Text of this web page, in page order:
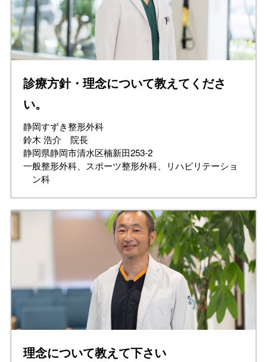
診療方針・理念について教えてくださ
い。
静岡すずき整形外科
鈴木 浩介 院長
静岡県静岡市清水区楠新田253-2
一般整形外科、スポーツ整形外科、リハビリテーショ
ン科
理念について教えて下さい